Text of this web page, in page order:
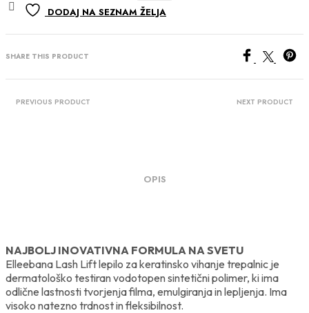
DODAJ NA SEZNAM ŽELJA
SHARE THIS PRODUCT
PREVIOUS PRODUCT NEXT PRODUCT
OPIS
NAJBOLJ INOVATIVNA FORMULA NA SVETU
Elleebana Lash Lift lepilo za keratinsko vihanje trepalnic je
dermatološko testiran vodotopen sintetični polimer, ki ima
odlične lastnosti tvorjenja filma, emulgiranja in lepljenja. Ima
visoko natezno trdnost in fleksibilnost.